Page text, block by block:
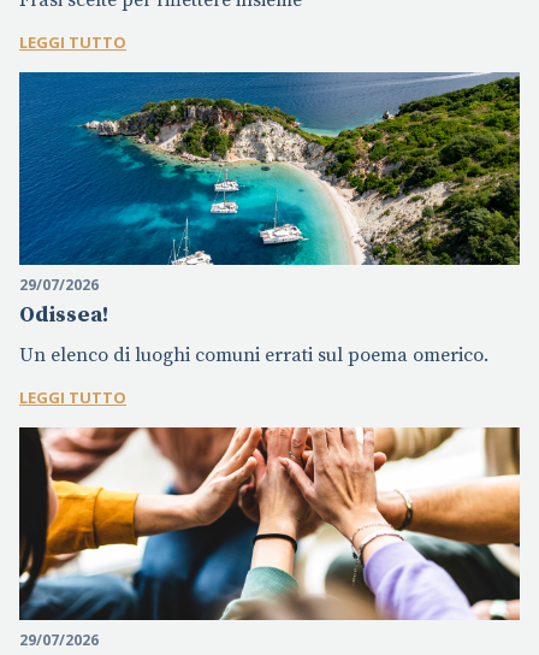
LEGGI TUTTO
29/07/2026
Odissea!
Un elenco di luoghi comuni errati sul poema omerico.
LEGGI TUTTO
29/07/2026